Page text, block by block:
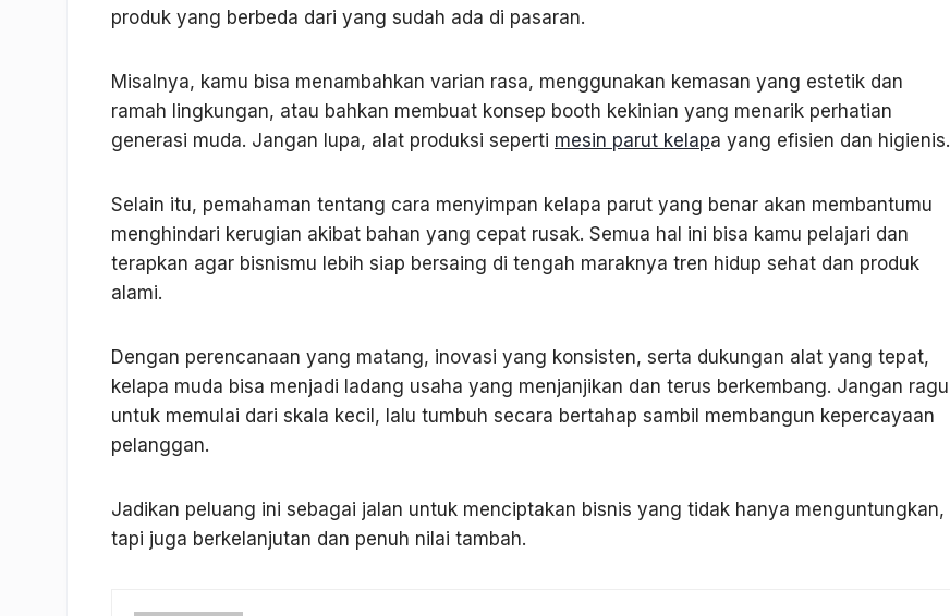
produk yang berbeda dari yang sudah ada di pasaran.
Misalnya, kamu bisa menambahkan varian rasa, menggunakan kemasan yang estetik dan
ramah lingkungan, atau bahkan membuat konsep booth kekinian yang menarik perhatian
generasi muda. Jangan lupa, alat produksi seperti mesin parut kelapa yang efisien dan higienis.
Selain itu, pemahaman tentang cara menyimpan kelapa parut yang benar akan membantumu
menghindari kerugian akibat bahan yang cepat rusak. Semua hal ini bisa kamu pelajari dan
terapkan agar bisnismu lebih siap bersaing di tengah maraknya tren hidup sehat dan produk
alami.
Dengan perencanaan yang matang, inovasi yang konsisten, serta dukungan alat yang tepat,
kelapa muda bisa menjadi ladang usaha yang menjanjikan dan terus berkembang. Jangan ragu
untuk memulai dari skala kecil, lalu tumbuh secara bertahap sambil membangun kepercayaan
pelanggan.
Jadikan peluang ini sebagai jalan untuk menciptakan bisnis yang tidak hanya menguntungkan,
tapi juga berkelanjutan dan penuh nilai tambah.